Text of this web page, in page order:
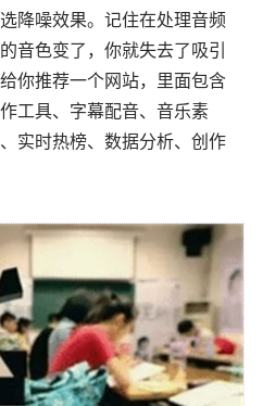
降噪效果。记住在处理音频
音色变了，你就失去了吸引
你推荐一个网站，里面包含
工具、字幕配音、音乐素
实时热榜、数据分析、创作